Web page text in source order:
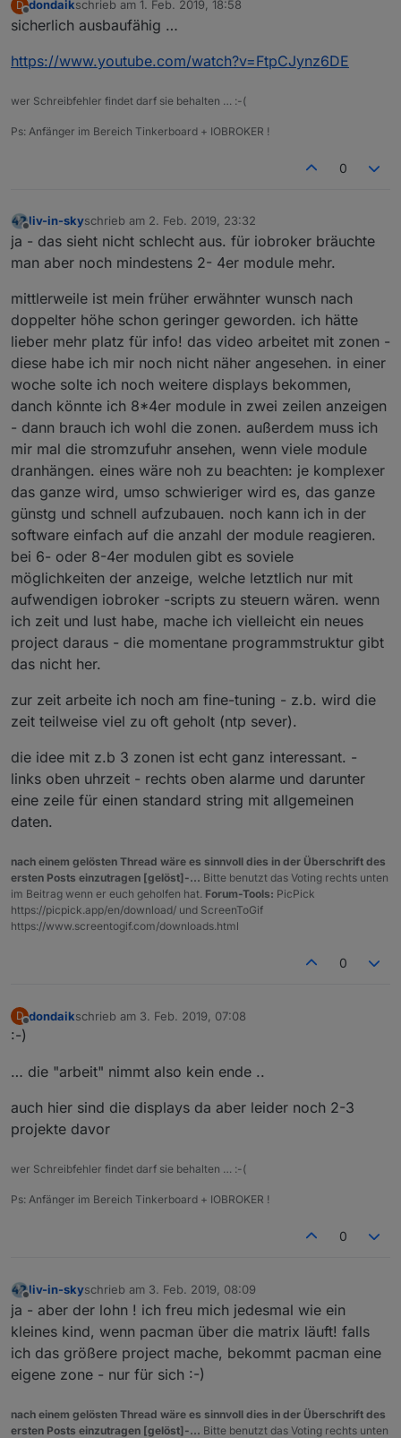
D
Offline
dondaikschrieb am 1. Feb. 2019, 18:58
zuletzt editiert von
sicherlich ausbaufähig …
https://www.youtube.com/watch?v=FtpCJynz6DE
wer Schreibfehler findet darf sie behalten … :-(
Ps: Anfänger im Bereich Tinkerboard + IOBROKER !
0
Offline
liv-in-skyschrieb am 2. Feb. 2019, 23:32
zuletzt editiert von
ja - das sieht nicht schlecht aus. für iobroker bräuchte
man aber noch mindestens 2- 4er module mehr.
mittlerweile ist mein früher erwähnter wunsch nach
doppelter höhe schon geringer geworden. ich hätte
lieber mehr platz für info! das video arbeitet mit zonen -
diese habe ich mir noch nicht näher angesehen. in einer
woche solte ich noch weitere displays bekommen,
danch könnte ich 8*4er module in zwei zeilen anzeigen
- dann brauch ich wohl die zonen. außerdem muss ich
mir mal die stromzufuhr ansehen, wenn viele module
dranhängen. eines wäre noh zu beachten: je komplexer
das ganze wird, umso schwieriger wird es, das ganze
günstg und schnell aufzubauen. noch kann ich in der
software einfach auf die anzahl der module reagieren.
bei 6- oder 8-4er modulen gibt es soviele
möglichkeiten der anzeige, welche letztlich nur mit
aufwendigen iobroker -scripts zu steuern wären. wenn
ich zeit und lust habe, mache ich vielleicht ein neues
project daraus - die momentane programmstruktur gibt
das nicht her.
zur zeit arbeite ich noch am fine-tuning - z.b. wird die
zeit teilweise viel zu oft geholt (ntp sever).
die idee mit z.b 3 zonen ist echt ganz interessant. -
links oben uhrzeit - rechts oben alarme und darunter
eine zeile für einen standard string mit allgemeinen
daten.
nach einem gelösten Thread wäre es sinnvoll dies in der Überschrift des
ersten Posts einzutragen [gelöst]-... Bitte benutzt das Voting rechts unten
im Beitrag wenn er euch geholfen hat. Forum-Tools: PicPick
https://picpick.app/en/download/ und ScreenToGif
https://www.screentogif.com/downloads.html
0
D dondaikschrieb am 3. Feb. 2019, 07:08
zuletzt editiert von
:-)
… die "arbeit" nimmt also kein ende ..
auch hier sind die displays da aber leider noch 2-3
projekte davor
wer Schreibfehler findet darf sie behalten … :-(
Ps: Anfänger im Bereich Tinkerboard + IOBROKER !
0
Offline
liv-in-skyschrieb am 3. Feb. 2019, 08:09
zuletzt editiert von
ja - aber der lohn ! ich freu mich jedesmal wie ein
kleines kind, wenn pacman über die matrix läuft! falls
ich das größere project mache, bekommt pacman eine
eigene zone - nur für sich :-)
nach einem gelösten Thread wäre es sinnvoll dies in der Überschrift des
ersten Posts einzutragen [gelöst]-... Bitte benutzt das Voting rechts unten